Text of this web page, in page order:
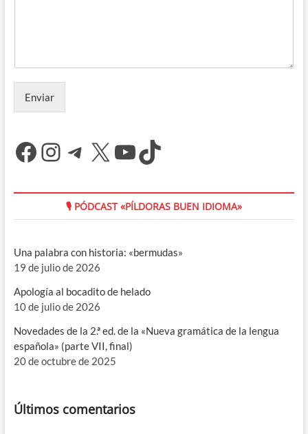
Enviar
Facebook
Instagram
Telegram
X YouTube
TikTok
🎙 PÓDCAST «PÍLDORAS BUEN IDIOMA»
Una palabra con historia: «bermudas»
19 de julio de 2026
Apología al bocadito de helado
10 de julio de 2026
Novedades de la 2.ª ed. de la «Nueva gramática de la lengua
española» (parte VII, final)
20 de octubre de 2025
Últimos comentarios